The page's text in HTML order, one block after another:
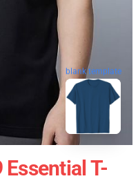
blank template
T-